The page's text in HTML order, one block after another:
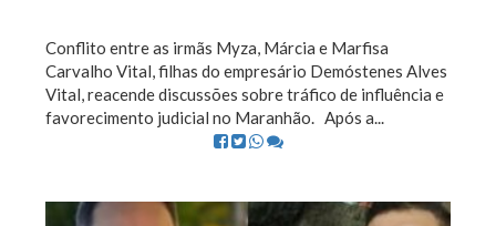
Conflito entre as irmãs Myza, Márcia e Marfisa
Carvalho Vital, filhas do empresário Demóstenes Alves
Vital, reacende discussões sobre tráfico de influência e
favorecimento judicial no Maranhão. Após a...